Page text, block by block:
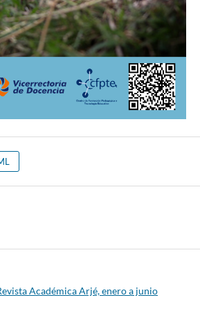
Académica Arjé, enero a junio